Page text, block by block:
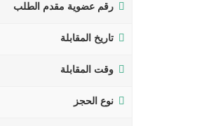
رقم عضوية مقدم الطلب
تاريخ المقابلة
وقت المقابلة
نوع الحجز